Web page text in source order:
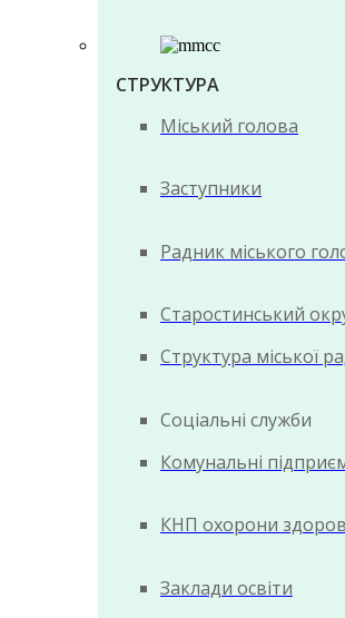
СТРУКТУРА
Міський голова
Заступники
Радник міського
Старостинський
Структура міської
Соціальні служби
Комунальні
КНП охорони
Заклади освіти